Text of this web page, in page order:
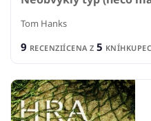
Tom Hanks
9 RECENZIÍCENA Z 5